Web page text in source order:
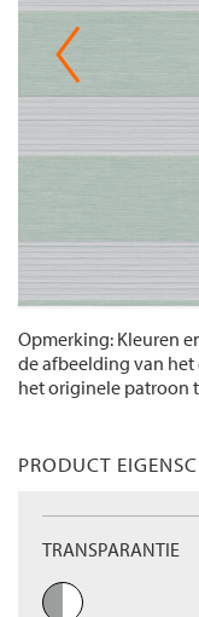
Opmerking: Kleuren
de afbeelding van het
het originele patroon
PRODUCT
TRANSPARANTIE